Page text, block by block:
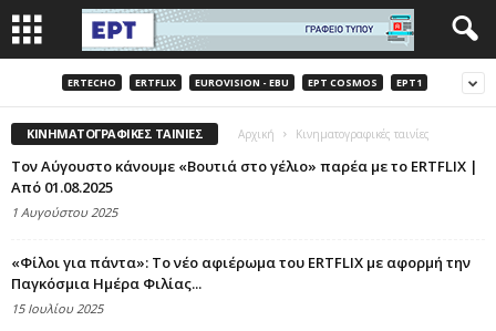
ERTECHO ERTFLIX EUROVISION - EBU EΡΤ COSMOS EΡΤ1
ΚΙΝΗΜΑΤΟΓΡΑΦΙΚΈΣ ΤΑΙΝΊΕΣ Αρχική Κινηματογραφικές ταινίες
Τον Αύγουστο κάνουμε «Βουτιά στο γέλιο» παρέα με το ERTFLIX |
Από 01.08.2025
1 Αυγούστου 2025
«Φίλοι για πάντα»: Το νέο αφιέρωμα του ERTFLIX με αφορμή την
Παγκόσμια Ημέρα Φιλίας...
15 Ιουλίου 2025